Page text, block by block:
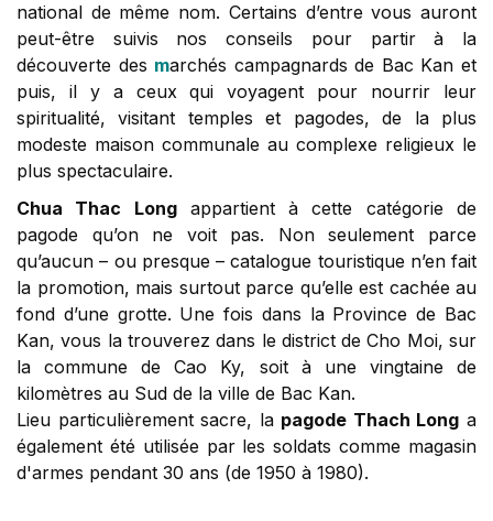
national de même nom. Certains d’entre vous auront
peut-être suivis nos conseils pour partir à la
découverte des marchés campagnards de Bac Kan et
puis, il y a ceux qui voyagent pour nourrir leur
spiritualité, visitant temples et pagodes, de la plus
modeste maison communale au complexe religieux le
plus spectaculaire.
Chua Thac Longappartient à cette catégorie de
pagode qu’on ne voit pas. Non seulement parce
qu’aucun – ou presque – catalogue touristique n’en fait
la promotion, mais surtout parce qu’elle est cachée au
fond d’une grotte. Une fois dans la Province de Bac
Kan, vous la trouverez dans le district de Cho Moi, sur
la commune de Cao Ky, soit à une vingtaine de
kilomètres au Sud de la ville de Bac Kan.
Lieu particulièrement sacre, la pagode Thach Long a
également été utilisée par les soldats comme magasin
d'armes pendant 30 ans (de 1950 à 1980).